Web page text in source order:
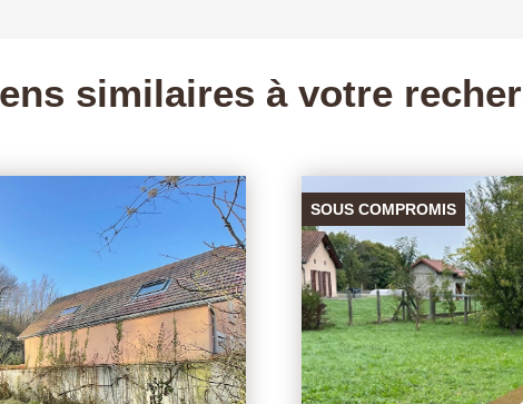
similaires à votre
SOUS COMPROMIS